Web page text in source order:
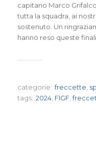
capitano Marco
tutta la squadra, ai
sostenuto. Un
hanno reso queste
categorie: freccette
tags: 2024, FIGF,